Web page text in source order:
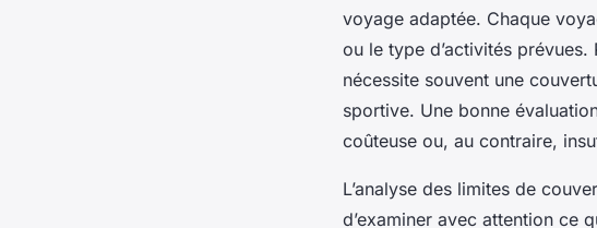
voyage adaptée. Chaque
ou le type d’activités
nécessite souvent une
sportive. Une bonne
coûteuse ou, au contraire,
L’analyse des limites de
d’examiner avec attention ce